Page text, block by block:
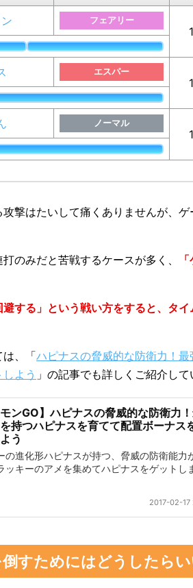
フェアリー
エスパー
ノーマル
撃はたいして痛くありませんが、
のみだと苦戦するケースが多く、
避する」という戦い方をすると、タ
は、「ハピナスの脅威的な防衛力！
よう 」の記事でも詳しくご紹介して
モンGO】ハピナスの脅威的な防衛力
持つハピナスを育てて配置ボーナス
う
の進化形ハピナスが持つ、脅威の防衛能力
ッキーのアメを集めてハピナスをゲットし
2017-02-17
すためにはどうしたらい